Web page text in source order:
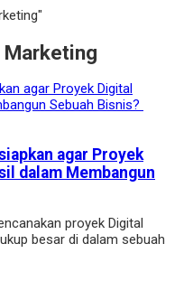
agar Proyek
dalam Membangun
proyek Digital
besar di dalam sebuah